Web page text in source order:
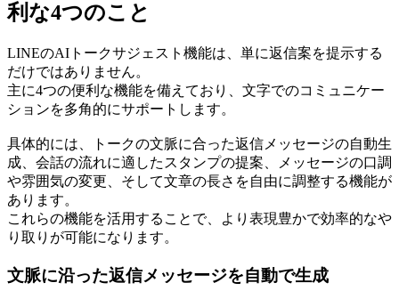
利な4つのこと
LINEのAIトークサジェスト機能は、単に返信案を提示する
だけではありません。
主に4つの便利な機能を備えており、文字でのコミュニケー
ションを多角的にサポートします。
具体的には、トークの文脈に合った返信メッセージの自動生
成、会話の流れに適したスタンプの提案、メッセージの口調
や雰囲気の変更、そして文章の長さを自由に調整する機能が
あります。
これらの機能を活用することで、より表現豊かで効率的なや
り取りが可能になります。
文脈に沿った返信メッセージを自動で生成